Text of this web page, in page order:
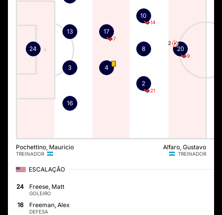
24
16
3
13
4
17
7
2
21
8
10
14
20
2
9
Pochettino, Mauricio
TREINADOR
Alfaro, Gustavo
TREINADOR
ESCALAÇÃO
24 Freese, Matt
GOLEIRO
16 Freeman, Alex
DEFESA